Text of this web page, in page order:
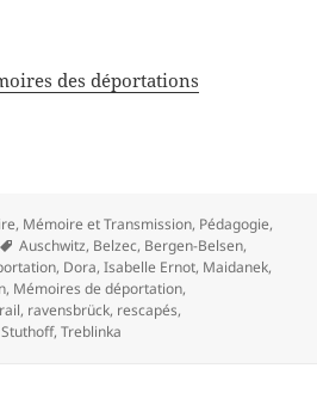
des déportations
, Mémoire et Transmission, Pédagogie,
Mots-
clés
Auschwitz, Belzec, Bergen-Belsen,
, Dora,Isabelle Ernot, Maidanek,
, Mémoires de déportation,
, ravensbrück, rescapés,
Stuthoff,Treblinka